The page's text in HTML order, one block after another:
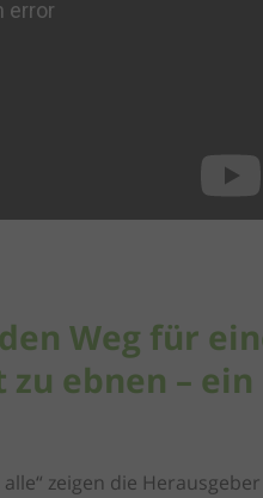
Weg für
ebnen – ein
zeigen die